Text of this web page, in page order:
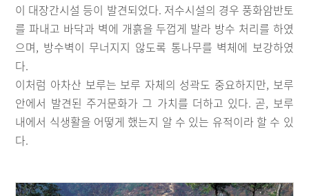
이 대장간시설 등이 발견되었다. 저수시설의 경우 풍화암반토
를 파내고 바닥과 벽에 개흙을 두껍게 발라 방수 처리를 하였
으며, 방수벽이 무너지지 않도록 통나무를 벽체에 보강하였
다.
이처럼 아차산 보루는 보루 자체의 성곽도 중요하지만, 보루
안에서 발견된 주거문화가 그 가치를 더하고 있다. 곧, 보루
내에서 식생활을 어떻게 했는지 알 수 있는 유적이라 할 수 있
다.